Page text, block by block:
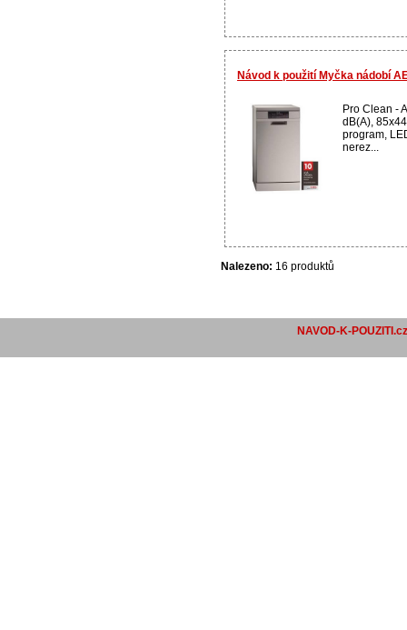
Návod k použití Myčka nádobí
Pro Clean -
dB(A),
program,
nerez...
Nalezeno: 16 produktů
NAVOD-K-POUZITI.cz